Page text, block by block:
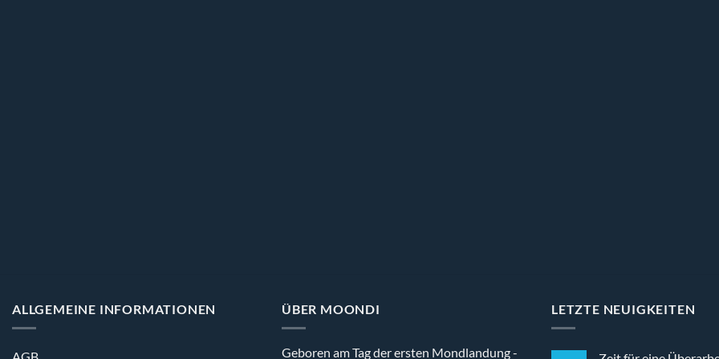
ALLGEMEINE INFORMATIONEN ÜBER MOONDI
Geboren am Tag der ersten Mondlandung -
LETZTE NEUIGKEITEN